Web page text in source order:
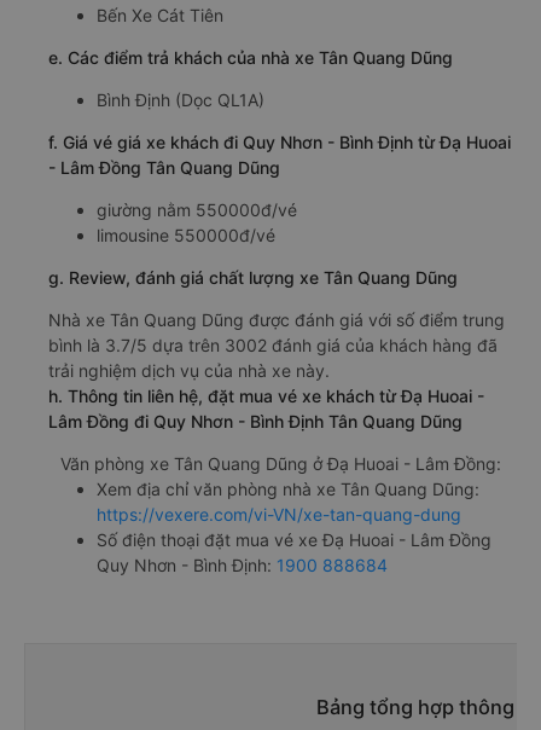
Bến Xe Cát Tiên
e. Các điểm trả khách của nhà xe Tân Quang Dũng
Bình Định (Dọc QL1A)
f. Giá vé giá xe khách đi Quy Nhơn - Bình Định từ Đạ Huoai
- Lâm Đồng Tân Quang Dũng
giường nằm 550000đ/vé
limousine 550000đ/vé
g. Review, đánh giá chất lượng xe Tân Quang Dũng
Nhà xe Tân Quang Dũng được đánh giá với số điểm trung
bình là 3.7/5 dựa trên 3002 đánh giá của khách hàng đã
trải nghiệm dịch vụ của nhà xe này.
h. Thông tin liên hệ, đặt mua vé xe khách từ Đạ Huoai -
Lâm Đồng đi Quy Nhơn - Bình Định Tân Quang Dũng
Văn phòng xe Tân Quang Dũng ở Đạ Huoai - Lâm Đồng:
Xem địa chỉ văn phòng nhà xe Tân Quang Dũng:
https://vexere.com/vi-VN/xe-tan-quang-dung
Số điện thoại đặt mua vé xe Đạ Huoai - Lâm Đồng
Quy Nhơn - Bình Định: 1900 888684
Bảng tổng hợp thông